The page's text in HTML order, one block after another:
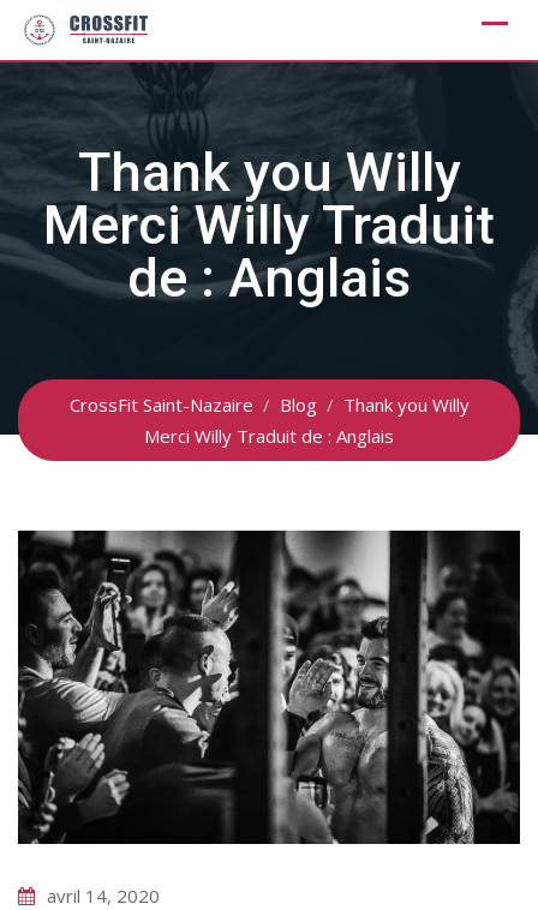
Skip
Thank you Willy
Merci Willy Traduit
de : Anglais
CrossFit Saint-Nazaire / Blog / Thank you Willy
Merci Willy Traduit de : Anglais
avril 14, 2020